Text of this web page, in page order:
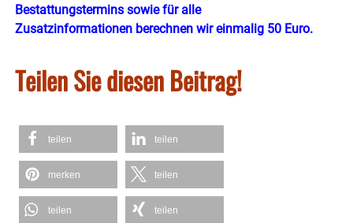
Bestattungstermins sowie für alle
Zusatzinformationen berechnen wir einmalig 50 Euro.
Teilen Sie diesen Beitrag!
teilen teilen
merken teilen
teilen teilen